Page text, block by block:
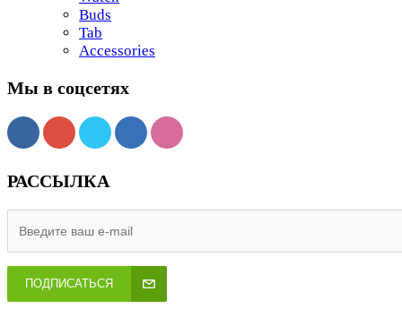
Buds
Tab
Accessories
Мы в соцсетях
РАССЫЛКА
ПОДПИСАТЬСЯ